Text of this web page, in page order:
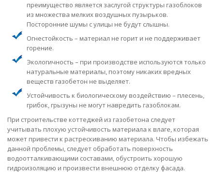
преимущество является заслугой структуры газоблоков
из множества мелких воздушных пузырьков.
Посторонние шумы с улицы не будут слышны.
Огнестойкость – материал не горит и не поддерживает
горение.
Экологичность – при производстве используются только
натуральные материалы, поэтому никаких вредных
веществ газобетон не выделяет.
Устойчивость к биологическому воздействию – плесень,
грибок, грызуны не могут навредить газоблокам.
При строительстве коттеджей из газобетона следует
учитывать плохую устойчивость материала к влаге, которая
может привести к растрескиванию материала. Чтобы избежать
данной проблемы, следует обработать поверхность
водоотталкивающими составами, обустроить хорошую
гидроизоляцию и произвести внешнюю отделку фасада.